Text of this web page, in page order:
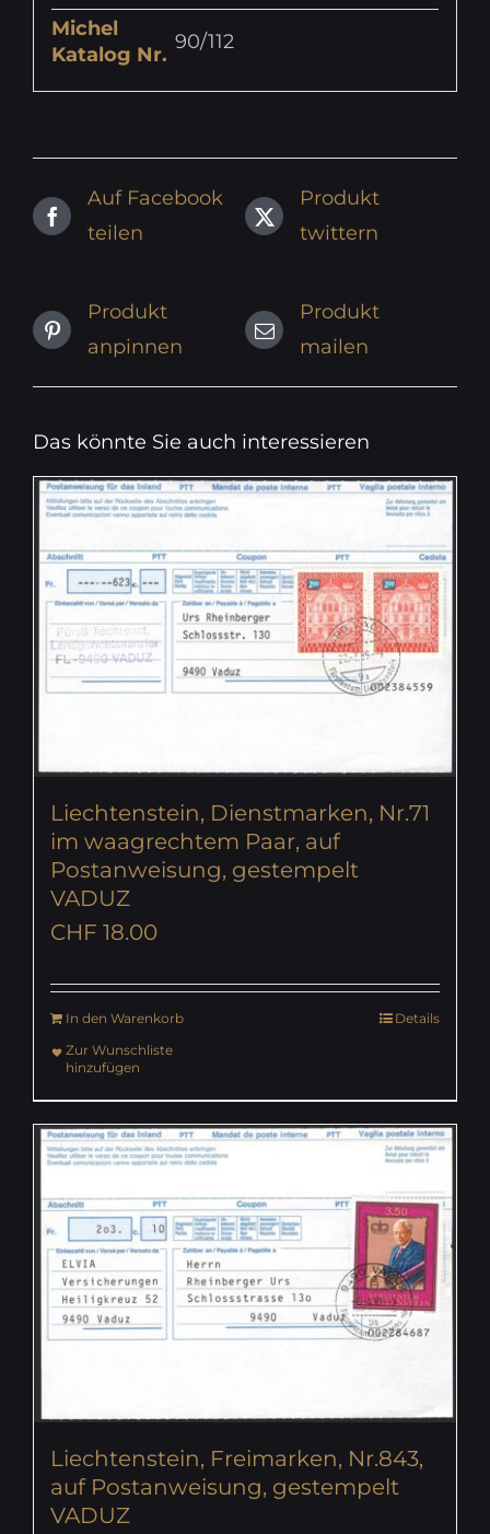
Michel
Katalog Nr.
90/112
Auf Facebook
teilen
Produkt
twittern
Produkt
anpinnen
Produkt
mailen
Das könnte Sie auch interessieren
Liechtenstein, Dienstmarken, Nr.71
im waagrechtem Paar, auf
Postanweisung, gestempelt
VADUZ
CHF 18.00
In den Warenkorb
Details
Zur Wunschliste
hinzufügen
Liechtenstein, Freimarken, Nr.843,
auf Postanweisung, gestempelt
VADUZ